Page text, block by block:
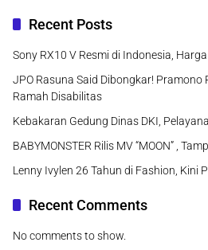
Recent Posts
Sony RX10 V Resmi di Indonesia,
JPO Rasuna Said Dibongkar! Pramono
Ramah Disabilitas
Kebakaran Gedung Dinas DKI,
BABYMONSTER Rilis MV “MOON” ,
Lenny Ivylen 26 Tahun di Fashion, Kini
Recent Comments
No comments to show.